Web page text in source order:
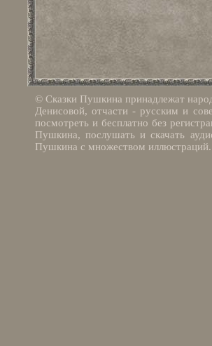
© Сказки Пушкина принадлежат
Денисовой, отчасти - русским и
посмотреть и бесплатно без
Пушкина, послушать и скачать
Пушкина с множеством иллюстраций.